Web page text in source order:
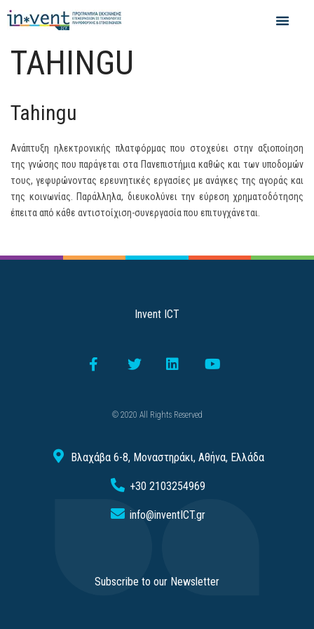
TAHINGU
Tahingu
Aνάπτυξη ηλεκτρονικής πλατφόρμας που στοχεύει στην αξιοποίηση
της γνώσης που παράγεται στα Πανεπιστήμια καθώς και των υποδομών
τους, γεφυρώνοντας ερευνητικές εργασίες με ανάγκες της αγοράς και
της κοινωνίας. Παράλληλα, διευκολύνει την εύρεση χρηματοδότησης
έπειτα από κάθε αντιστοίχιση-συνεργασία που επιτυγχάνεται.
Invent ICT
© 2020 All Rights Reserved
Βλαχάβα 6-8, Μοναστηράκι, Αθήνα, Ελλάδα
+30 2103254969
info@inventICT.gr
Subscribe to our Newsletter